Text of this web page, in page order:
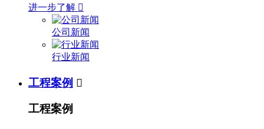
进一步了解 
公司新闻
行业新闻
工程案例 
工程案例